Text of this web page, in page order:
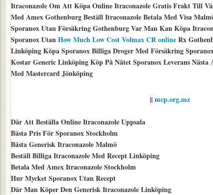
Itraconazole Om Att Köpa Online Itraconazole Gratis Frakt Till
Med Amex Gothenburg Beställ Itraconazole Betala Med Visa
Sporanox Utan Försäkring Gothenburg Var Man Kan Köpa
Sporanox UtanHow Much Low Cost Volmax CR onlineRx
Linköping Köpa Sporanox Billiga Droger Med Försäkring
Kostar Generic Linköping Köp På Nätet Sporanox Leverans Nästa
Med Mastercard Jönköping
||mcp.org.mz
Där Att Beställa Online Itraconazole Uppsala
Bästa Pris För Sporanox Stockholm
Bästa Generisk Itraconazole Malmö
Beställ Billiga Itraconazole Med Recept Linköping
Betala Med Amex Itraconazole Stockholm
Hur Mycket Sporanox Utan Recept
Där Man Köper Den Generisk Itraconazole Linköping